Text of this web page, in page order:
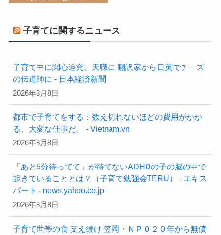
子育てに関するニュース
子育て中に関心追究、天職に 翻訳家から日英でチーズ
の伝道師に - 日本経済新聞
2026年8月8日
都市で子育てをする：数え切れないほどの費用がかか
る、大変な仕事だ。 - Vietnam.vn
2026年8月8日
「あと5分待ってて」が待てないADHDの子の脳の中で
起きていることとは？（子育て勉強会TERU） - エキス
パート - news.yahoo.co.jp
2026年8月8日
子育て世帯の食 支え続け 笠岡・ＮＰＯ２０年から無償